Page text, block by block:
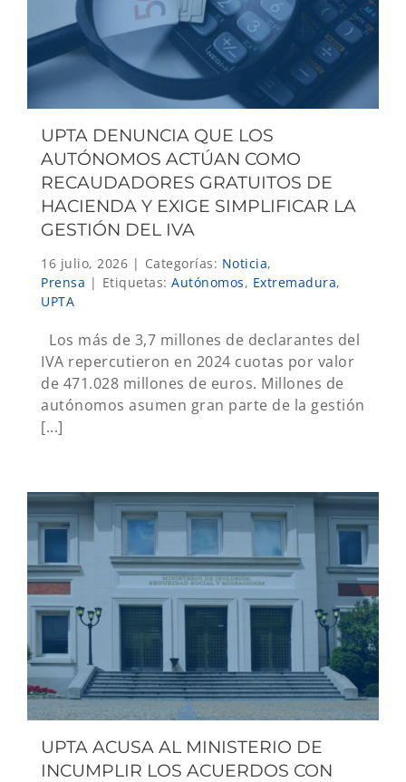
UPTA DENUNCIA QUE LOS
AUTÓNOMOS ACTÚAN COMO
RECAUDADORES GRATUITOS DE
HACIENDA Y EXIGE SIMPLIFICAR LA
GESTIÓN DEL IVA
16 julio, 2026 | Categorías: Noticia,
Prensa | Etiquetas: Autónomos, Extremadura,
UPTA
Los más de 3,7 millones de declarantes del
IVA repercutieron en 2024 cuotas por valor
de 471.028 millones de euros. Millones de
autónomos asumen gran parte de la gestión
[...]
UPTA ACUSA AL MINISTERIO DE
INCUMPLIR LOS ACUERDOS CON